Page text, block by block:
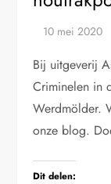
Bij uitgeverij
Criminelen in
Werdmölder.
onze blog.
Dit delen: